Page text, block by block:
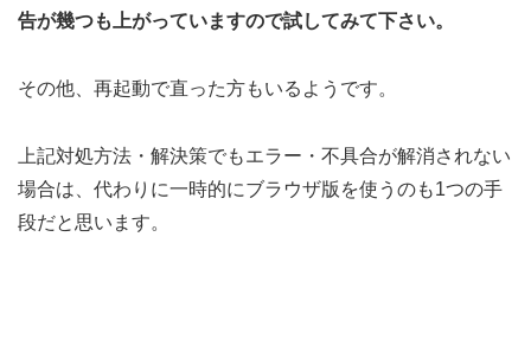
告が幾つも上がっていますので試してみて下さい。
その他、再起動で直った方もいるようです。
上記対処方法・解決策でもエラー・不具合が解消されない
場合は、代わりに一時的にブラウザ版を使うのも1つの手
段だと思います。